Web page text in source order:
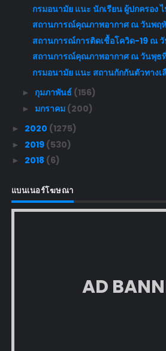
กรมอนามัย แนะ นักเรียน ผู้ปกครอง
สถานการณ์คุณภาพอากาศ ณ วันพฤ
สถานการณ์การติดเชื้อโควิด-19 ณ
สถานการณ์คุณภาพอากาศ ณ วันพุธ
กรมอนามัย แนะ สถานกักกันตัวทา
► กุมภาพันธ์ (156)
► มกราคม (200)
► 2020 (1275)
► 2019 (530)
► 2018 (6)
แบนเนอร์โฆษณา
AD